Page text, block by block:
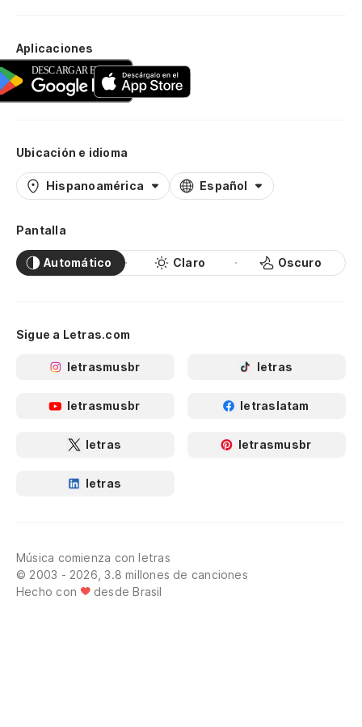
Aplicaciones
Ubicación e idioma
Hispanoamérica Español
Pantalla
Automático Claro Oscuro
Sigue a Letras.com
letrasmusbr letras
letrasmusbr letraslatam
letras letrasmusbr
letras
Música comienza con letras
© 2003 - 2026, 3.8 millones de canciones
Hecho con
desde Brasil